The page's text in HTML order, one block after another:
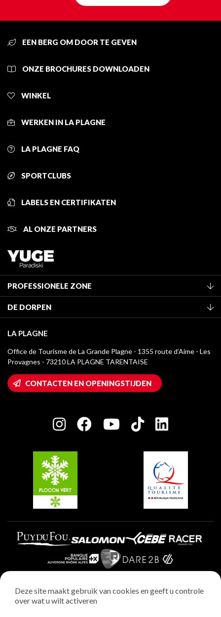
EEN BERG OM DOOR TE GEVEN
ONZE BROCHURES DOWNLOADEN
WINKEL
WERKEN IN LA PLAGNE
LA PLAGNE FAQ
SPORTCLUBS
LABELS EN CERTIFIKATEN
AL ONZE PARTNERS
PROFESSIONELE ZONE
Classificatie van de gemeubileerde accommodaties
Verblijfstaks
Mediatheek
La Plagne logo's
Wifi toegang
Huis van de eigenaar
Charter van toegewijde spelers
DE DORPEN
Champagny-en-Vanoise
Montchavin - Les Coches
Plagne 1800
Plagne Villages
Plagne Aime 2000
LA PLAGNE
Office de Tourisme de La Grande Plagne - 1355 route d’Aime - Les
Provagnes - 73210 LA PLAGNE TARENTAISE
CONTACTEN EN OPENINGSTIJDEN
Wettelijke vermeldingen
Deze site maakt gebruik van cookies en geeft u controle
over wat u wilt activeren